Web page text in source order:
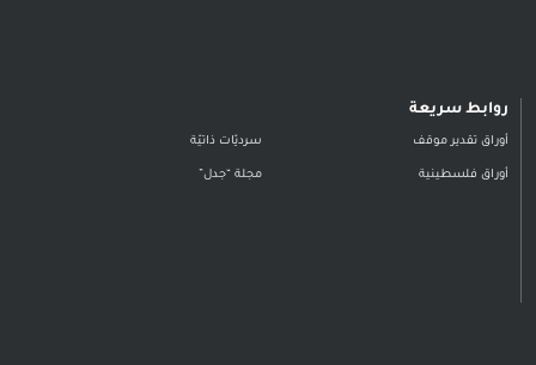
روابط سريعة
أوراق تقدير موقف سرديّات ذاتيّة
أوراق فلسطينية مجلة “جدل”